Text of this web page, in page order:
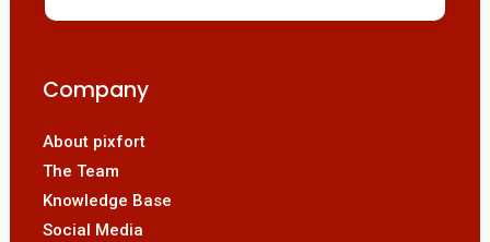
Company
About pixfort
The Team
Knowledge Base
Social Media